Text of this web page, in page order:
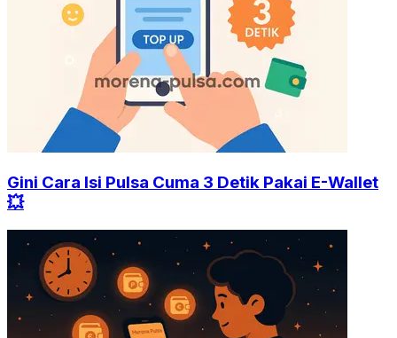
Gini Cara Isi Pulsa Cuma 3 Detik Pakai E-Wallet
💥